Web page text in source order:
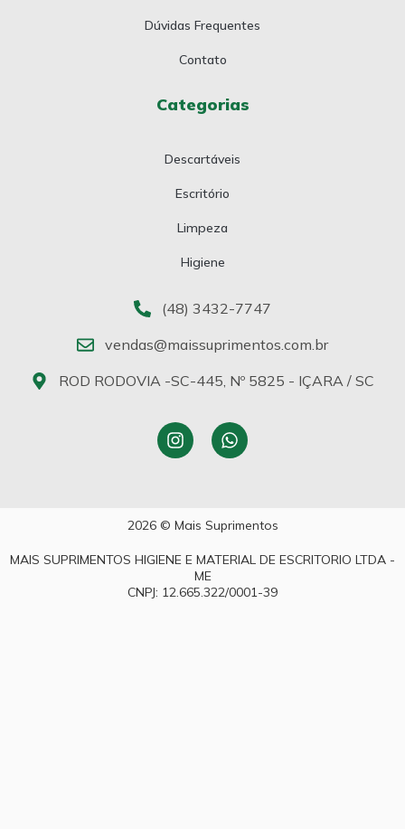
Dúvidas Frequentes
Contato
Categorias
Descartáveis
Escritório
Limpeza
Higiene
(48) 3432-7747
vendas@maissuprimentos.com.br
ROD RODOVIA -SC-445, Nº 5825 - IÇARA / SC
2026 © Mais Suprimentos
MAIS SUPRIMENTOS HIGIENE E MATERIAL DE ESCRITORIO LTDA -
ME
CNPJ: 12.665.322/0001-39